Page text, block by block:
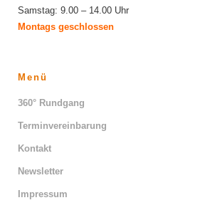
Samstag: 9.00 – 14.00 Uhr
Montags geschlossen
Menü
360° Rundgang
Terminvereinbarung
Kontakt
Newsletter
Impressum